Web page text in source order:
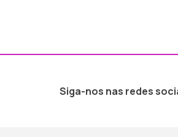
Siga-nos nas redes